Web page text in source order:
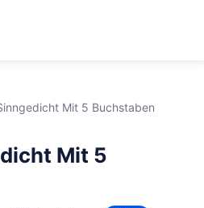
Mit 5 Buchstaben
Mit 5